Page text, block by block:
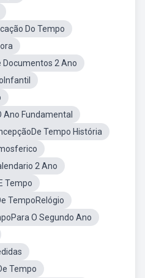
Do Tempo
Documentos 2 Ano
Ano Fundamental
Tempo História
2 Ano
Tempo
TempoRelógio
O Segundo Ano
Tempo